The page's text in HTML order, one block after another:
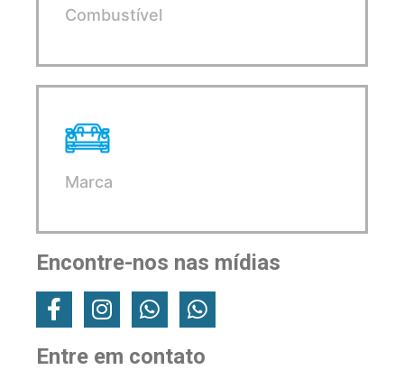
Combustível
Marca
Encontre-nos nas mídias
Entre em contato